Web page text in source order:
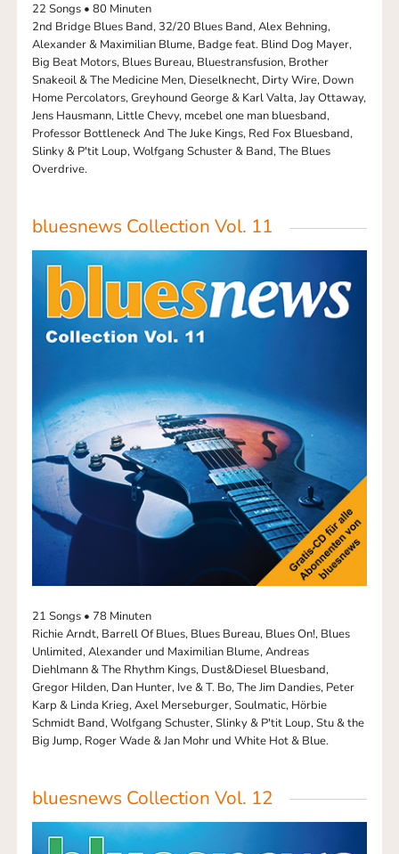
22 Songs • 80 Minuten
2nd Bridge Blues Band, 32/20 Blues Band, Alex Behning,
Alexander & Maximilian Blume, Badge feat. Blind Dog Mayer,
Big Beat Motors, Blues Bureau, Bluestransfusion, Brother
Snakeoil & The Medicine Men, Dieselknecht, Dirty Wire, Down
Home Percolators, Greyhound George & Karl Valta, Jay Ottaway,
Jens Hausmann, Little Chevy, mcebel one man bluesband,
Professor Bottleneck And The Juke Kings, Red Fox Bluesband,
Slinky & P'tit Loup, Wolfgang Schuster & Band, The Blues
Overdrive.
bluesnews Collection Vol. 11
21 Songs • 78 Minuten
Richie Arndt, Barrell Of Blues, Blues Bureau, Blues On!, Blues
Unlimited, Alexander und Maximilian Blume, Andreas
Diehlmann & The Rhythm Kings, Dust&Diesel Bluesband,
Gregor Hilden, Dan Hunter, Ive & T. Bo, The Jim Dandies, Peter
Karp & Linda Krieg, Axel Merseburger, Soulmatic, Hörbie
Schmidt Band, Wolfgang Schuster, Slinky & P'tit Loup, Stu & the
Big Jump, Roger Wade & Jan Mohr und White Hot & Blue.
bluesnews Collection Vol. 12